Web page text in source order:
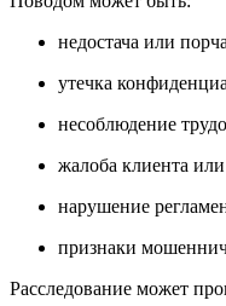
недостача или
утечка
несоблюдение
жалоба клиента
нарушение
признаки
Расследование может